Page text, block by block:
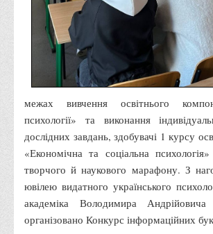
Положення про старосту
Положення про оцінювання
здобувачів вищої освіти
Положення "Про правила
Порядок розрахунків за договорами
Положення про порядок
навчання(підготовку) громадян
Порядок надання освітніх платних
Перелік платних освітніх та інших
Путівник першокурсника
межах вивчення освітнього
психології» та виконання
дослідних завдань, здобувачі 1 курсу
«Економічна та соціальна
творчого й наукового марафону. З
ювілею видатного українського
академіка Володимира
організовано Конкурс інформаційних